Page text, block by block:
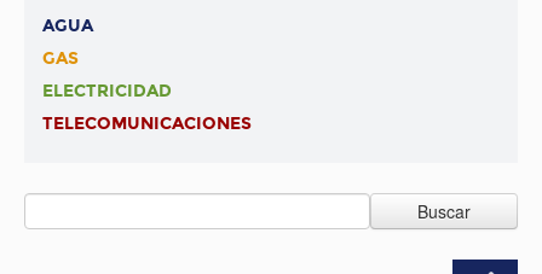
AGUA
GAS
ELECTRICIDAD
TELECOMUNICACIONES
Buscar